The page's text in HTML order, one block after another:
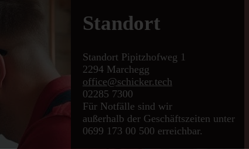
Standort
Standort Pipitzhofweg 1
2294 Marchegg
office@schicker.tech
02285 7300
Für Notfälle sind wir
außerhalb der Geschäftszeiten unter
0699 173 00 500 erreichbar.